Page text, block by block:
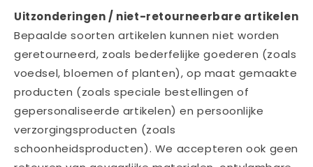
Uitzonderingen / niet-retourneerbare artikelen
Bepaalde soorten artikelen kunnen niet worden
geretourneerd, zoals bederfelijke goederen (zoals
voedsel, bloemen of planten), op maat gemaakte
producten (zoals speciale bestellingen of
gepersonaliseerde artikelen) en persoonlijke
verzorgingsproducten (zoals
schoonheidsproducten). We accepteren ook geen